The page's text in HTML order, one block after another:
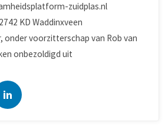
zuidplas.nl
KD Waddinxveen
onder voorzitterschap van Rob van
onbezoldigd uit